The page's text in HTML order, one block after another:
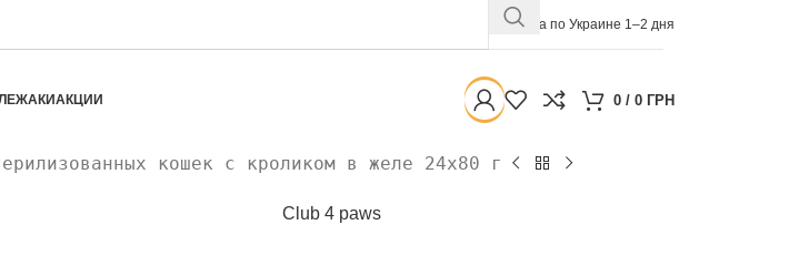
Доставка по Украине 1–2 дня
АКЦИИ 0 / 0 ГРН
кошек с кроликом в желе 24х80 г
Club 4 paws